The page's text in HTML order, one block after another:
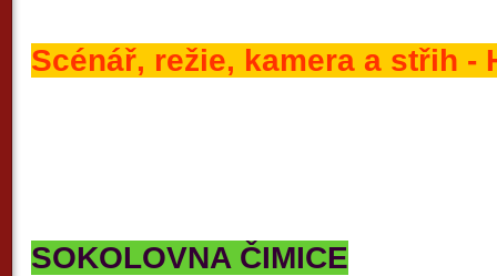
Scénář, režie, kamera a střih -
SOKOLOVNA ČIMICE